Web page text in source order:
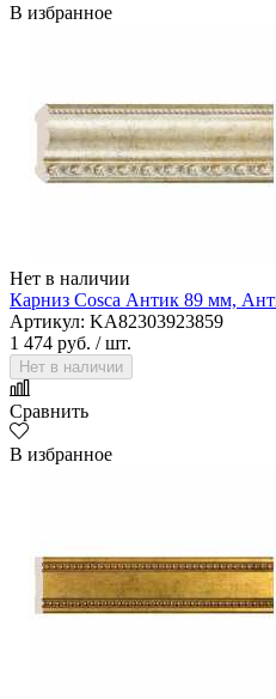
В избранное
Нет в наличии
Карниз Cosca Антик 89 мм,
Артикул: KA82303923859
1 474 руб. / шт.
Нет в наличии
Сравнить
В избранное